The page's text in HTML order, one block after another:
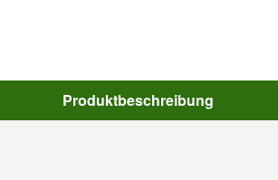
Produktbeschreibung